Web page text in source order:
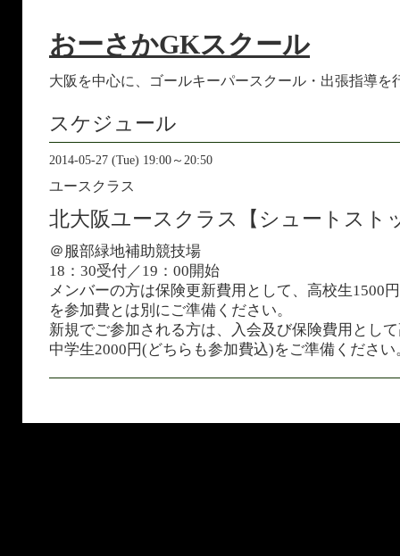
おーさかGKスクール
大阪を中心に、ゴールキーパースクール・出張指導を
スケジュール
2014-05-27 (Tue) 19:00～20:50
ユースクラス
北大阪ユースクラス【シュートスト
＠服部緑地補助競技場
18：30受付／19：00開始
メンバーの方は保険更新費用として、高校生1500
を参加費とは別にご準備ください。
新規でご参加される方は、入会及び保険費用とし
中学生2000円(どちらも参加費込)をご準備ください